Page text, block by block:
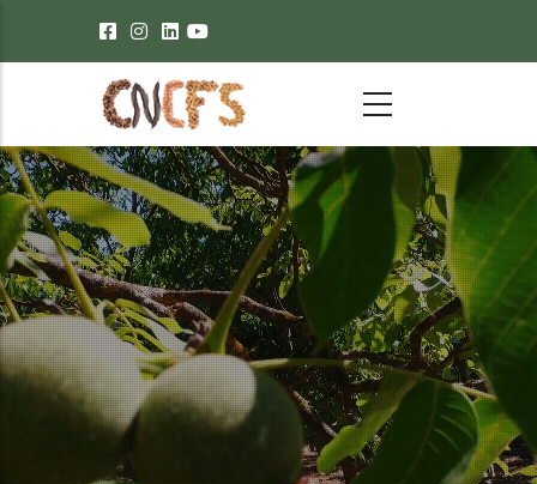
Passar para o conteúdo principal